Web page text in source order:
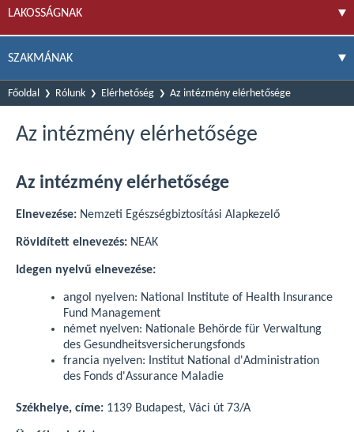
LAKOSSÁGNAK
SZAKMÁNAK
Főoldal Rólunk Elérhetőség Az intézmény elérhetősége
Az intézmény elérhetősége
Az intézmény elérhetősége
Elnevezése: Nemzeti Egészségbiztosítási Alapkezelő
Rövidített elnevezés: NEAK
Idegen nyelvű elnevezése:
angol nyelven: National Institute of Health Insurance
Fund Management
német nyelven: Nationale Behörde für Verwaltung
des Gesundheitsversicherungsfonds
francia nyelven: Institut National d'Administration
des Fonds d'Assurance Maladie
Székhelye, címe: 1139 Budapest, Váci út 73/A